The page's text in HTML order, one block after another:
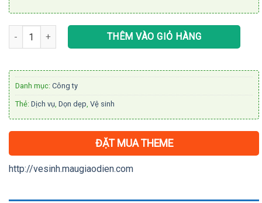
Theme WordPress dịch vụ vệ sinh, dọn dẹp nhà cửa số lượng
THÊM VÀO GIỎ HÀNG
Danh mục: Công ty
Thẻ: Dịch vụ, Dọn dẹp, Vệ sinh
ĐẶT MUA THEME
http://vesinh.maugiaodien.com